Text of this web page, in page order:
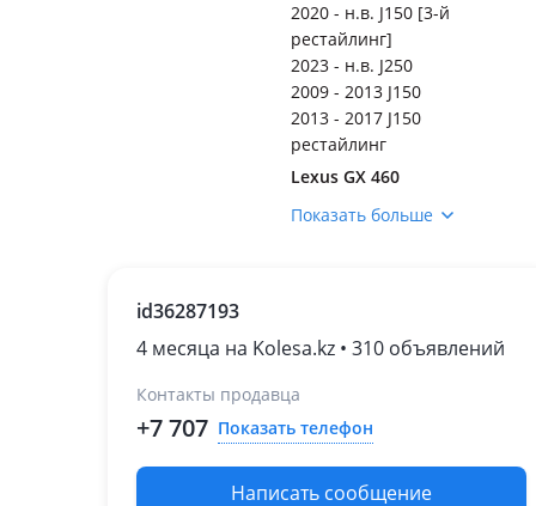
2020 - н.в. J150 [3-й
рестайлинг]
2023 - н.в. J250
2009 - 2013 J150
2013 - 2017 J150
рестайлинг
Lexus GX 460
2013 - н.в. 2 поколение
Lexus GX 470
Lexus LX 470
2002 - 2007 2 поколение
1998 - 2002 2 поколение
Показать больше
id36287193
4 месяца на Kolesa.kz • 310 объявлений
Контакты продавца
+7 707 Показать телефон
Написать сообщение